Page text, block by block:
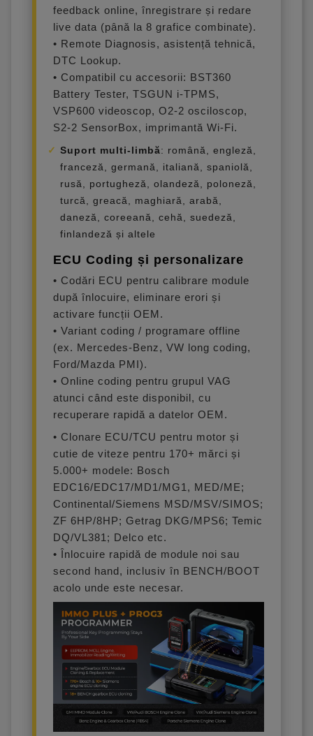
feedback online, înregistrare și redare
live data (până la 8 grafice combinate).
• Remote Diagnosis, asistență tehnică,
DTC Lookup.
• Compatibil cu accesorii: BST360
Battery Tester, TSGUN i-TPMS,
VSP600 videoscop, O2-2 osciloscop,
S2-2 SensorBox, imprimantă Wi-Fi.
Suport multi-limbă: română, engleză,
franceză, germană, italiană, spaniolă,
rusă, portugheză, olandeză, poloneză,
turcă, greacă, maghiară, arabă,
daneză, coreeană, cehă, suedeză,
finlandeză și altele
ECU Coding și personalizare
• Codări ECU pentru calibrare module
după înlocuire, eliminare erori și
activare funcții OEM.
• Variant coding / programare offline
(ex. Mercedes-Benz, VW long coding,
Ford/Mazda PMI).
• Online coding pentru grupul VAG
atunci când este disponibil, cu
recuperare rapidă a datelor OEM.
• Clonare ECU/TCU pentru motor și
cutie de viteze pentru 170+ mărci și
5.000+ modele: Bosch
EDC16/EDC17/MD1/MG1, MED/ME;
Continental/Siemens MSD/MSV/SIMOS;
ZF 6HP/8HP; Getrag DKG/MPS6; Temic
DQ/VL381; Delco etc.
• Înlocuire rapidă de module noi sau
second hand, inclusiv în BENCH/BOOT
acolo unde este necesar.